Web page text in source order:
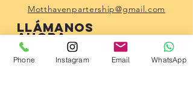
Motthavenpartership@gmail.com
Llámanos
ahora
(914) 529-1150
Conéctate con
Phone Instagram Email WhatsApp